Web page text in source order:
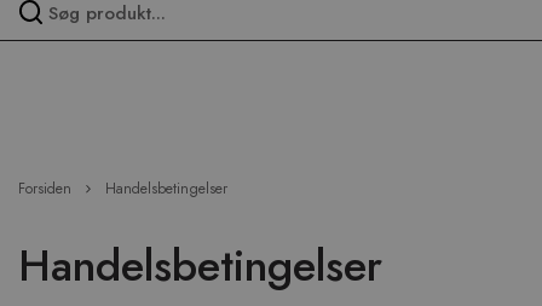
Forsiden Handelsbetingelser
Handelsbetingelser